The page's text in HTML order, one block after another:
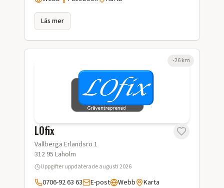
Läs mer
LOfix
Vallberga Erlandsro 1
312 95 Laholm
Uppgifter uppdateradeaugusti 2026
0706-92 63 63 E-post Webb Karta
~26km